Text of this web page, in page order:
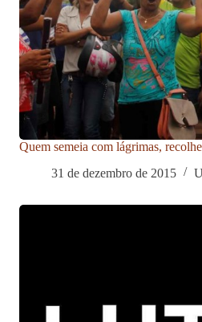
Quem semeia com lágrimas,
31 de dezembro de 2015